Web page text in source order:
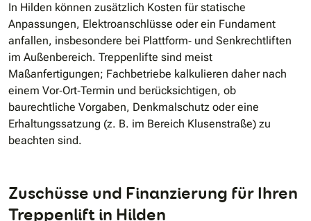
In Hilden können zusätzlich Kosten für statische
Anpassungen, Elektroanschlüsse oder ein Fundament
anfallen, insbesondere bei Plattform‐ und Senkrechtliften
im Außenbereich. Treppenlifte sind meist
Maßanfertigungen; Fachbetriebe kalkulieren daher nach
einem Vor‐Ort‐Termin und berücksichtigen, ob
baurechtliche Vorgaben, Denkmalschutz oder eine
Erhaltungssatzung (z. B. im Bereich Klusenstraße) zu
beachten sind.
Zuschüsse und Finanzierung für Ihren
Treppenlift in Hilden